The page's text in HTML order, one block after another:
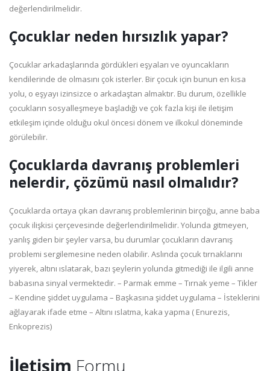
değerlendirilmelidir.
Çocuklar neden hırsızlık yapar?
Çocuklar arkadaşlarında gördükleri eşyaları ve oyuncakların
kendilerinde de olmasını çok isterler. Bir çocuk için bunun en kısa
yolu, o eşyayı izinsizce o arkadaştan almaktır. Bu durum, özellikle
çocukların sosyalleşmeye başladığı ve çok fazla kişi ile iletişim
etkileşim içinde olduğu okul öncesi dönem ve ilkokul döneminde
görülebilir.
Çocuklarda davranış problemleri
nelerdir, çözümü nasıl olmalıdır?
Çocuklarda ortaya çıkan davranış problemlerinin birçoğu, anne baba
çocuk ilişkisi çerçevesinde değerlendirilmelidir. Yolunda gitmeyen,
yanlış giden bir şeyler varsa, bu durumlar çocukların davranış
problemi sergilemesine neden olabilir. Aslında çocuk tırnaklarını
yiyerek, altını ıslatarak, bazı şeylerin yolunda gitmediği ile ilgili anne
babasına sinyal vermektedir. – Parmak emme – Tırnak yeme – Tikler
– Kendine şiddet uygulama – Başkasına şiddet uygulama – İsteklerini
ağlayarak ifade etme – Altını ıslatma, kaka yapma ( Enurezis,
Enkoprezis)
İletişim Formu